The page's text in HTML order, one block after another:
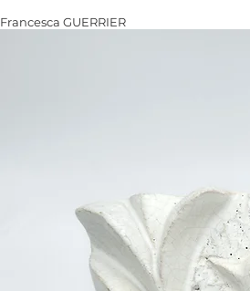
Francesca GUERRIER